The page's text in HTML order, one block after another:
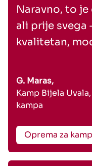
Naravno, to
ali prije svega
kvalitetan,
G. Maras,
Kamp Bijela
kampa
Oprema za